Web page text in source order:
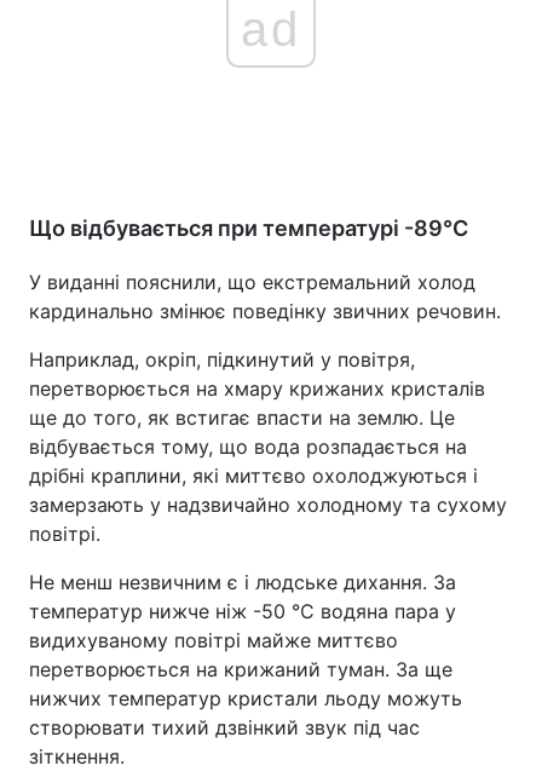
ad
Що відбувається при температурі -89°C
У виданні пояснили, що екстремальний холод
кардинально змінює поведінку звичних речовин.
Наприклад, окріп, підкинутий у повітря,
перетворюється на хмару крижаних кристалів
ще до того, як встигає впасти на землю. Це
відбувається тому, що вода розпадається на
дрібні краплини, які миттєво охолоджуються і
замерзають у надзвичайно холодному та сухому
повітрі.
Не менш незвичним є і людське дихання. За
температур нижче ніж -50 °C водяна пара у
видихуваному повітрі майже миттєво
перетворюється на крижаний туман. За ще
нижчих температур кристали льоду можуть
створювати тихий дзвінкий звук під час
зіткнення.